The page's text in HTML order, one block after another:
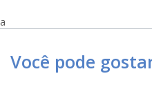
a
Você pode